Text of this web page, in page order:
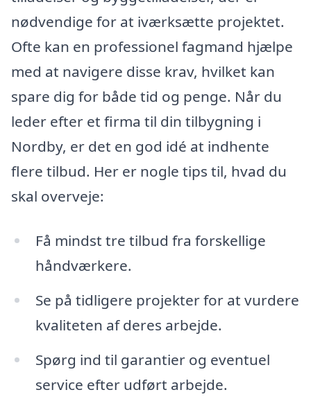
nødvendige for at iværksætte projektet.
Ofte kan en professionel fagmand hjælpe
med at navigere disse krav, hvilket kan
spare dig for både tid og penge. Når du
leder efter et firma til din tilbygning i
Nordby, er det en god idé at indhente
flere tilbud. Her er nogle tips til, hvad du
skal overveje:
Få mindst tre tilbud fra forskellige
håndværkere.
Se på tidligere projekter for at vurdere
kvaliteten af deres arbejde.
Spørg ind til garantier og eventuel
service efter udført arbejde.